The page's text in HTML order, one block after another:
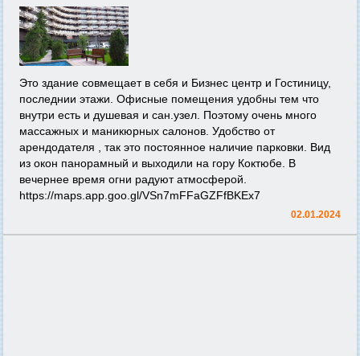
Это здание совмещает в себя и Бизнес центр и Гостиницу,
последнии этажи. Офисные помещения удобны тем что
внутри есть и душевая и сан.узел. Поэтому очень много
массажных и маникюрных салонов. Удобство от
арендодателя , так это постоянное наличие парковки. Вид
из окон панорамный и выходили на гору Коктюбе. В
вечернее время огни радуют атмосферой.
https://maps.app.goo.gl/VSn7mFFaGZFfBKEx7
02.01.2024